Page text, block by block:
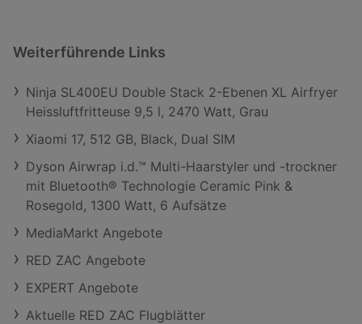
Weiterführende Links
Ninja SL400EU Double Stack 2-Ebenen XL Airfryer
Heissluftfritteuse 9,5 l, 2470 Watt, Grau
Xiaomi 17, 512 GB, Black, Dual SIM
Dyson Airwrap i.d.™ Multi-Haarstyler und -trockner
mit Bluetooth® Technologie Ceramic Pink &
Rosegold, 1300 Watt, 6 Aufsätze
MediaMarkt Angebote
RED ZAC Angebote
EXPERT Angebote
Aktuelle RED ZAC Flugblätter